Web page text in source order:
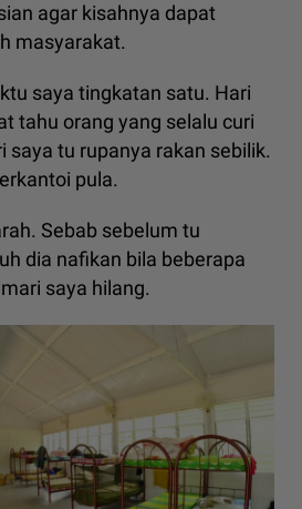
agar kisahnya dapat
masyarakat.
saya tingkatan satu. Hari
tahu orang yang selalu curi
saya tu rupanya rakan sebilik.
pula.
Sebab sebelum tu
dia nafikan bila beberapa
saya hilang.